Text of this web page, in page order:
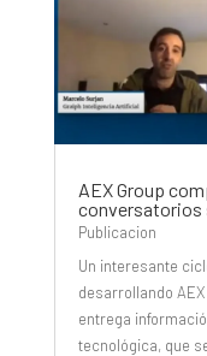
AEX Group
conversatorios
Publicacion
Un interesante
desarrollando
entrega
tecnológica, que